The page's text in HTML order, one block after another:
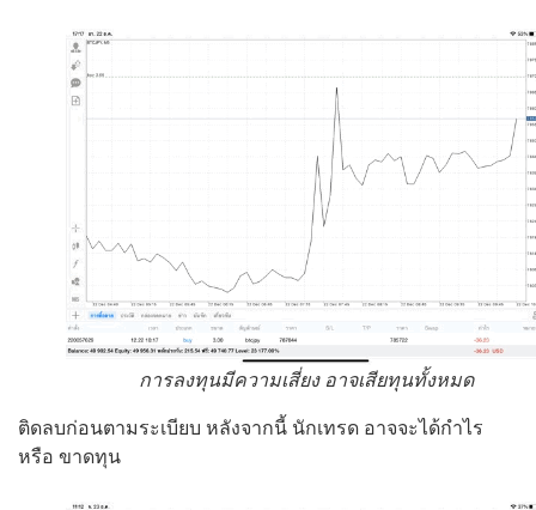
การลงทุนมีความเสี่ยง อาจเสียทุนทั้งหมด
ติดลบก่อนตามระเบียบ หลังจากนี้ นักเทรด อาจจะได้กำไร
หรือ ขาดทุน